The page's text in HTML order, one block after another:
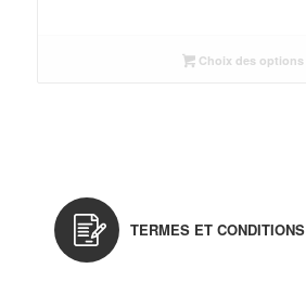
Choix des options
TERMES ET CONDITIONS